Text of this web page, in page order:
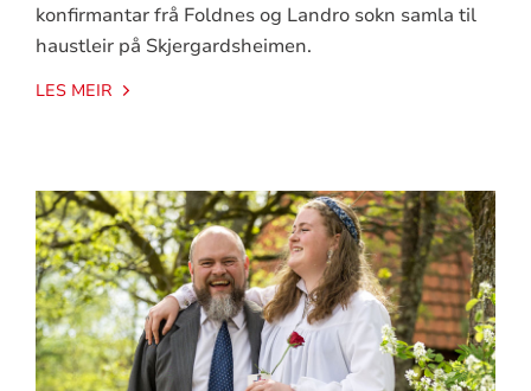
konfirmantar frå Foldnes og Landro sokn samla til
haustleir på Skjergardsheimen.
LES MEIR